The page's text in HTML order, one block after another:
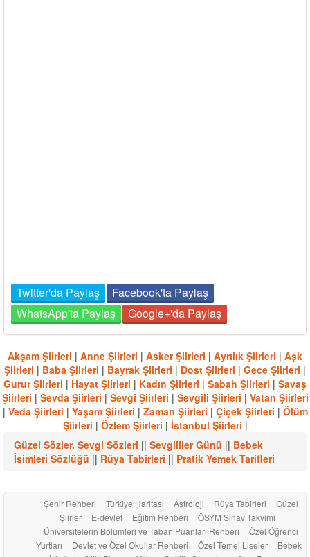
Twitter'da Paylaş
Facebook'ta Paylaş
WhatsApp'ta Paylaş
Google+'da Paylaş
Akşam Şiirleri | Anne Şiirleri | Asker Şiirleri | Ayrılık Şiirleri | Aşk
Şiirleri | Baba Şiirleri | Bayrak Şiirleri | Dost Şiirleri | Gece Şiirleri |
Gurur Şiirleri | Hayat Şiirleri | Kadın Şiirleri | Sabah Şiirleri | Savaş
Şiirleri | Sevda Şiirleri | Sevgi Şiirleri | Sevgili Şiirleri | Vatan Şiirleri
| Veda Şiirleri | Yaşam Şiirleri | Zaman Şiirleri | Çiçek Şiirleri | Ölüm
Şiirleri | Özlem Şiirleri | İstanbul Şiirleri |
Güzel Sözler, Sevgi Sözleri || Sevgililer Günü || Bebek
İsimleri Sözlüğü || Rüya Tabirleri || Pratik Yemek Tarifleri
Şehir Rehberi Türkiye Haritası Astroloji Rüya Tabirleri
Güzel
Şiirler
E-devlet Eğitim Rehberi
ÖSYM Sınav Takvimi
Üniversitelerin Bölümleri ve Taban Puanları Rehberi
Özel Öğrenci
Yurtları
Devlet ve Özel Okullar Rehberi Özel Temel Liseler
Bebek